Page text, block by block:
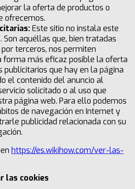
la oferta de productos o
ofrecemos.
Este sitio no instala este
Son aquéllas que, bien tratadas
terceros, nos permiten
forma más eficaz posible la oferta
publicitarios que hay en la página
el contenido del anuncio al
solicitado o al uso que
página web. Para ello podemos
de navegación en Internet y
publicidad relacionada con su
https://es.wikihow.com/ver-las-
las cookies